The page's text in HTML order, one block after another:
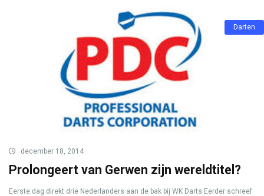
Darten
december 18, 2014
Prolongeert van Gerwen zijn wereldtitel?
Eerste dag direkt drie Nederlanders aan de bak bij WK Darts Eerder schreef